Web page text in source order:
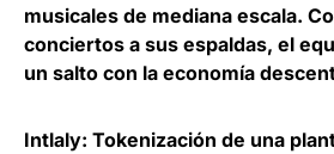
musicales de mediana escala.
conciertos a sus espaldas, el
un salto con la economía
Intlaly: Tokenización de una